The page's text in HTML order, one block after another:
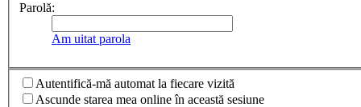
Parolă:
Am uitat parola
Autentifică-mă automat la fiecare vizită
Ascunde starea mea online în această sesiune